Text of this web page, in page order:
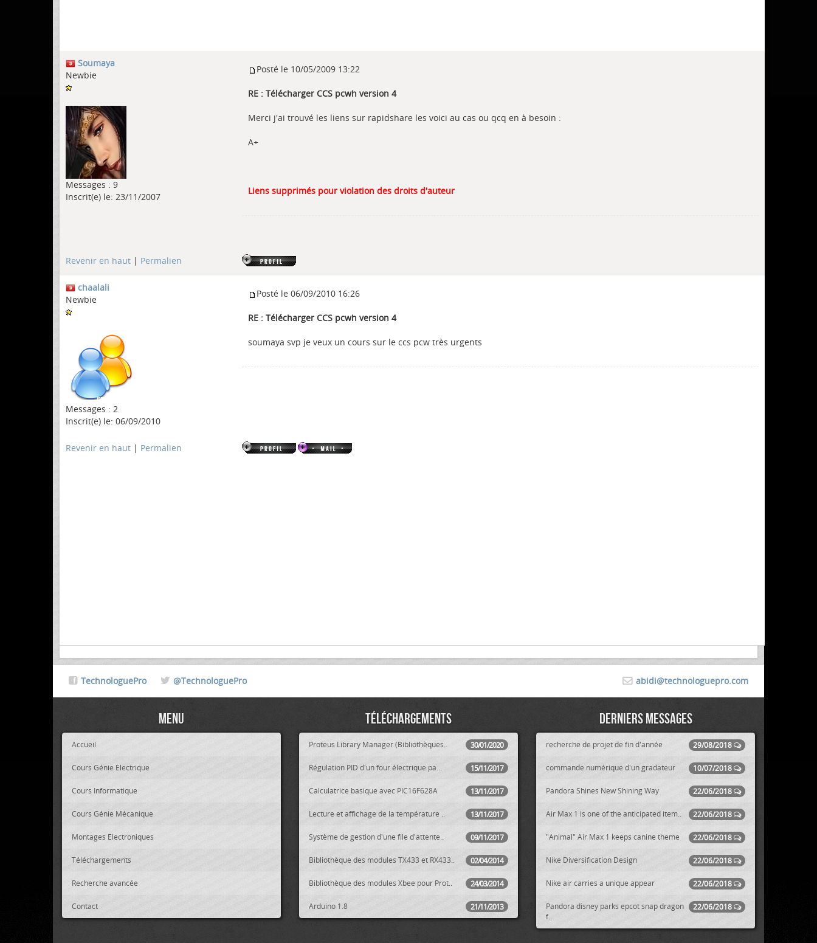
Soumaya
Newbie
Messages : 9
Inscrit(e) le: 23/11/2007
Posté le 10/05/2009 13:22
RE : Télécharger CCS pcwh version 4
Merci j'ai trouvé les liens sur rapidshare les voici au cas ou qcq en à besoin :
A+
Liens supprimés pour violation des droits d'auteur
Revenir en haut | Permalien
chaalali
Newbie
Messages : 2
Inscrit(e) le: 06/09/2010
Posté le 06/09/2010 16:26
RE : Télécharger CCS pcwh version 4
soumaya svp je veux un cours sur le ccs pcw très urgents
Revenir en haut | Permalien
abidi@technologuepro.com
TechnologuePro @TechnologuePro
Menu
Accueil
Cours Génie Electrique
Cours Informatique
Cours Génie Mécanique
Montages Electroniques
Téléchargements
Recherche avancée
Contact
Téléchargements
30/01/2020
Proteus Library Manager (Bibliothèques..
15/11/2017
Régulation PID d'un four électrique pa..
13/11/2017
Calculatrice basique avec PIC16F628A
13/11/2017
Lecture et affichage de la température ..
09/11/2017
Système de gestion d'une file d'attente..
02/04/2014
Bibliothèque des modules TX433 et RX433..
24/03/2014
Bibliothèque des modules Xbee pour Prot..
21/11/2013
Arduino 1.8
Derniers messages
29/08/2018
recherche de projet de fin d'année
10/07/2018
commande numérique d'un gradateur
22/06/2018
Pandora Shines New Shining Way
22/06/2018
Air Max 1 is one of the anticipated item..
22/06/2018
"Animal" Air Max 1 keeps canine theme
22/06/2018
Nike Diversification Design
22/06/2018
Nike air carries a unique appear
22/06/2018
Pandora disney parks epcot snap dragon
f..